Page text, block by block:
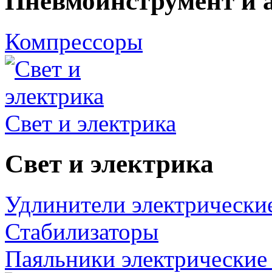
Компрессоры
Свет и электрика
Свет и электрика
Удлинители
Стабилизаторы
Паяльники